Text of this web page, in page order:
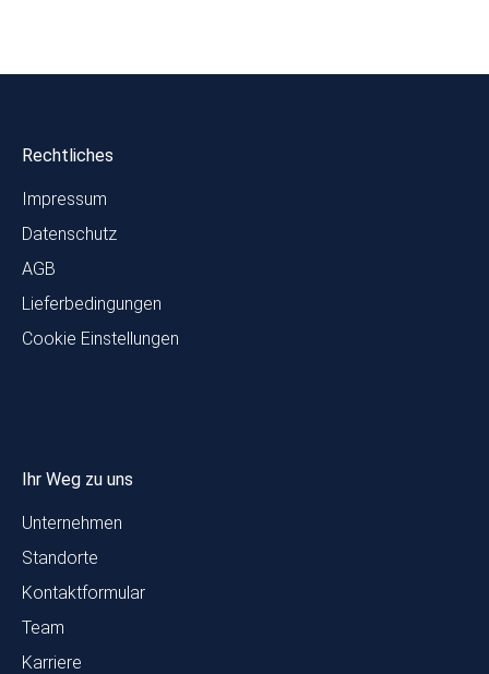
Rechtliches
Impressum
Datenschutz
AGB
Lieferbedingungen
Cookie Einstellungen
Ihr Weg zu uns
Unternehmen
Standorte
Kontaktformular
Team
Karriere